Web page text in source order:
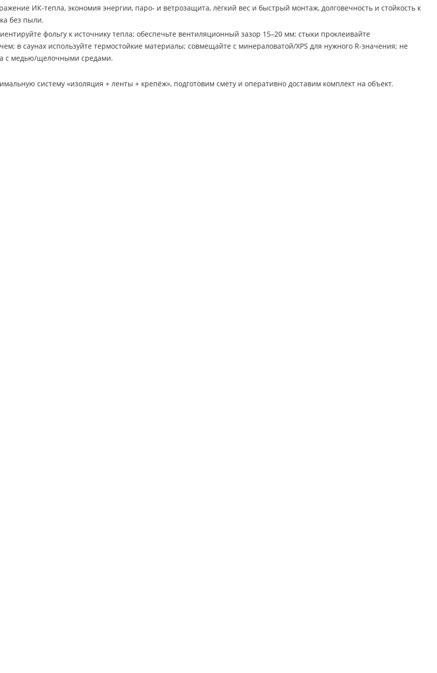
ИК-тепла, экономия энергии, паро- и ветрозащита, лёгкий вес и быстрый монтаж, долговечность и стойкость к
без пыли.
фольгу к источнику тепла; обеспечьте вентиляционный зазор 15–20 мм; стыки проклеивайте
в саунах используйте термостойкие материалы; совмещайте с минераловатой/XPS для нужного R-значения; не
с медью/щелочными средами.
систему «изоляция + ленты + крепёж», подготовим смету и оперативно доставим комплект на объект.